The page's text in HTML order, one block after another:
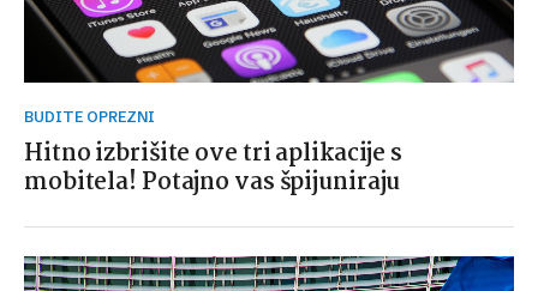
BUDITE OPREZNI
Hitno izbrišite ove tri aplikacije s
mobitela! Potajno vas špijuniraju